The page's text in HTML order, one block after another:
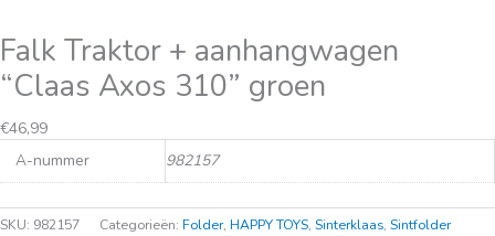
Falk Traktor + aanhangwagen
“Claas Axos 310” groen
€46,99
A-nummer
982157
SKU: 982157 Categorieën: Folder, HAPPY TOYS, Sinterklaas, Sintfolder